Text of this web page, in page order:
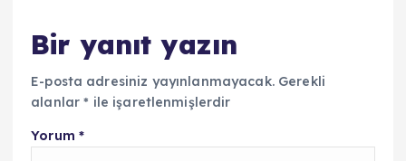
Bir yanıt yazın
E-posta adresiniz yayınlanmayacak. Gerekli
alanlar* ile işaretlenmişlerdir
Yorum *